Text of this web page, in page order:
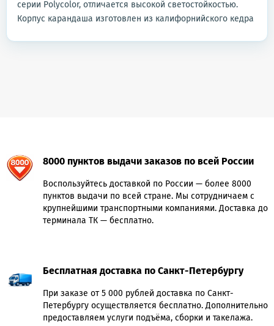
серии Polycolor, отличается высокой светостойкостью.
Корпус карандаша изготовлен из калифорнийского кедра
8000 пунктов выдачи заказов по всей России
Воспользуйтесь доставкой по России — более 8000
пунктов выдачи по всей стране. Мы сотрудничаем с
крупнейшими транспортными компаниями. Доставка до
терминала ТК — бесплатно.
Бесплатная доставка по Санкт-Петербургу
При заказе от 5 000 рублей доставка по Санкт-
Петербургу осуществляется бесплатно. Дополнительно
предоставляем услуги подъёма, сборки и такелажа.